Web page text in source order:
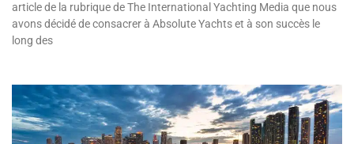
article de la rubrique de The International Yachting Media que nous
avons décidé de consacrer à Absolute Yachts et à son succès le
long des